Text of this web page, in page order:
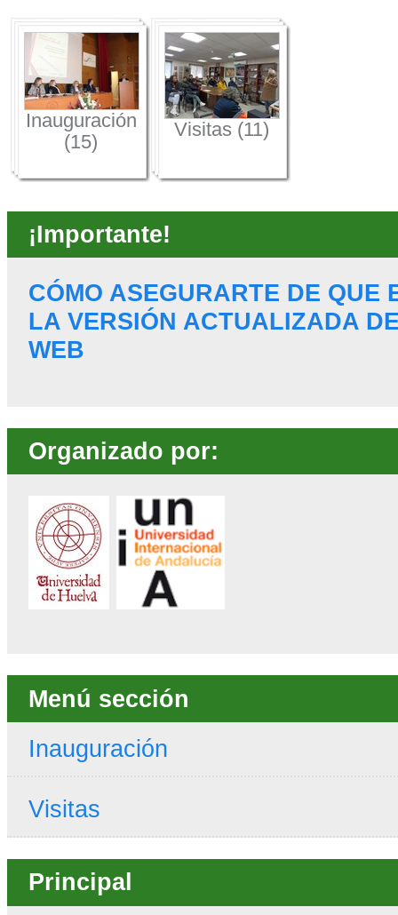
Inauguración
(15)
Visitas (11)
¡Importante!
CÓMO ASEGURARTE DE QUE
LA VERSIÓN ACTUALIZADA
WEB
Organizado por:
Menú sección
Inauguración
Visitas
Principal